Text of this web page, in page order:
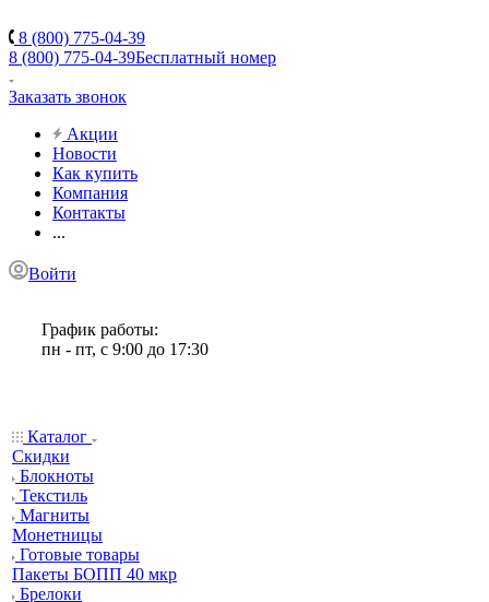
8 (800) 775-04-39
8 (800) 775-04-39Бесплатный номер
Заказать звонок
Акции
Новости
Как купить
Компания
Контакты
...
Войти
График работы:
пн - пт, с 9:00 до 17:30
Каталог
Скидки
Блокноты
Текстиль
Магниты
Монетницы
Готовые товары
Пакеты БОПП 40 мкр
Брелоки